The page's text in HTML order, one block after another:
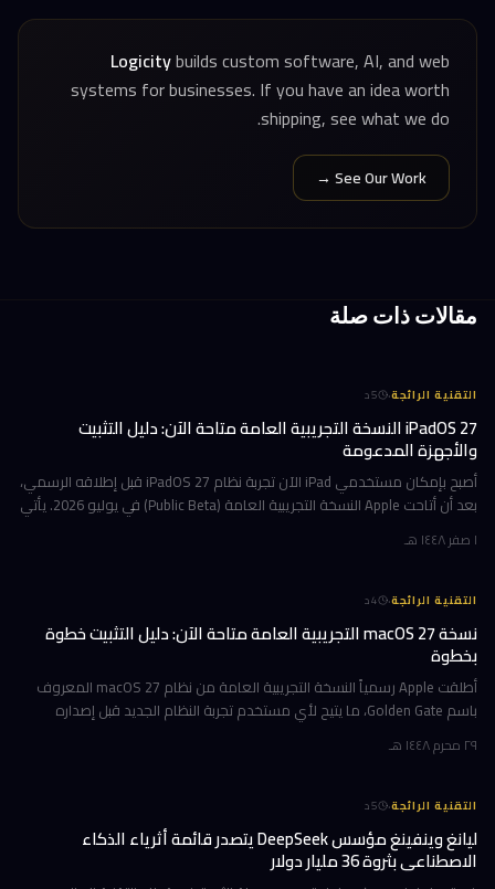
Logicitybuilds custom software, AI, and web
systems for businesses. If you have an idea worth
shipping, see what we do.
See Our Work →
مقالات ذات صلة
التقنية الرائجة·
5د
iPadOS 27 النسخة التجريبية العامة متاحة الآن: دليل التثبيت
والأجهزة المدعومة
أصبح بإمكان مستخدمي iPad الآن تجربة نظام iPadOS 27 قبل إطلاقه الرسمي،
بعد أن أتاحت Apple النسخة التجريبية العامة (Public Beta) في يوليو 2026. يأتي
١ صفر ١٤٤٨ هـ
التقنية الرائجة·
4د
نسخة macOS 27 التجريبية العامة متاحة الآن: دليل التثبيت خطوة
بخطوة
أطلقت Apple رسمياً النسخة التجريبية العامة من نظام macOS 27 المعروف
باسم Golden Gate، ما يتيح لأي مستخدم تجربة النظام الجديد قبل إصداره
٢٩ محرم ١٤٤٨ هـ
التقنية الرائجة·
5د
ليانغ وينفينغ مؤسس DeepSeek يتصدر قائمة أثرياء الذكاء
الاصطناعي بثروة 36 مليار دولار